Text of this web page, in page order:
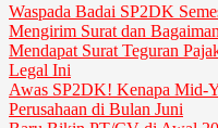
Waspada Badai SP2DK
Mengirim Surat dan
Mendapat Surat Teguran
Legal Ini
Awas SP2DK! Kenapa Mid-
Perusahaan di Bulan Juni